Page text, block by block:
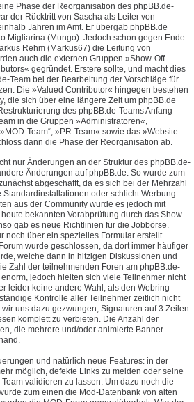
Phase der Reorganisation des phpBB.de-
der Rücktritt von Sascha als Leiter von
Jahren im Amt. Er übergab phpBB.de
Migliarina (Mungo). Jedoch schon gegen Ende
Rehm (Markus67) die Leitung von
auch die externen Gruppen »Show-Off-
gegründet. Erstere sollte, und macht dies
Team bei der Bearbeitung der Vorschläge für
Die »Valued Contributor« hingegen bestehen
die sich über eine längere Zeit um phpBB.de
des phpBB.de-Teams Anfang
in die Gruppen »Administratoren«,
Team“, »PR-Team« sowie das »Website-
dann die Phase der Reorganisation ab.
nur Änderungen an der Struktur des phpBB.de-
Änderungen auf phpBB.de. So wurde zum
abgeschafft, da es sich bei der Mehrzahl
oder schlicht Werbung
aus der Community wurde es jedoch mit
bekannten Vorabprüfung durch das Show-
gab es neue Richtlinien für die Jobbörse.
noch über ein spezielles Formular erstellt
wurde geschlossen, da dort immer häufiger
welche dann in hitzigen Diskussionen und
Zahl der teilnehmenden Foren am phpBB.de-
jedoch hielten sich viele Teilnehmer nicht
leider keine andere Wahl, als den Webring
Kontrolle aller Teilnehmer zeitlich nicht
uns dazu gezwungen, Signaturen auf 3 Zeilen
komplett zu verbieten. Die Anzahl der
die mehrere und/oder animierte Banner
und natürlich neue Features: in der
möglich, defekte Links zu melden oder seine
validieren zu lassen. Um dazu noch die
zum einen die Mod-Datenbank von alten